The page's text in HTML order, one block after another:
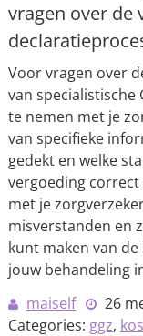
vragen over de
Voor vragen over
van specialistische
te nemen met je
van specifieke
gedekt en welke
vergoeding
met je
misverstanden en
kunt maken van
jouw behandeling
maiself
26
Categories: ggz,